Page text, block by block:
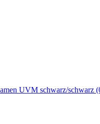
UVM schwarz/schwarz